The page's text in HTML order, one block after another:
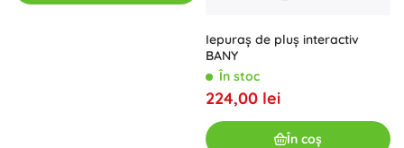
Iepuraș de pluș interactiv
BANY
În stoc
224,00 lei
În coș